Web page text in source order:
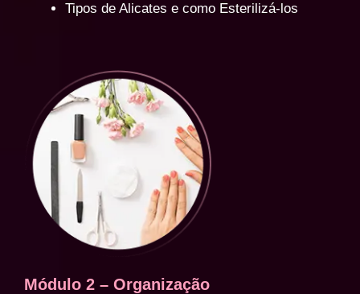
Tipos de Alicates e como Esterilizá-los
Módulo 2 – Organização